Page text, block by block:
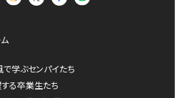
で学ぶセンパイたち
る卒業生たち